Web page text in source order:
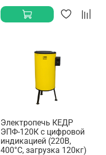
Электропечь КЕДР
ЭПФ-120К с цифровой
индикацией (220В,
400°C, загрузка 120кг)